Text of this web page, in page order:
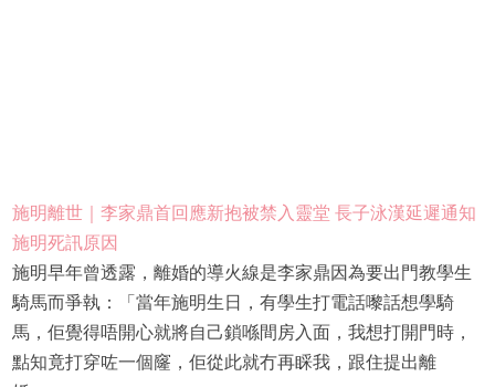
施明離世｜李家鼎首回應新抱被禁入靈堂 長子泳漢延遲通知
施明死訊原因
施明早年曾透露，離婚的導火線是李家鼎因為要出門教學生
騎馬而爭執：「當年施明生日，有學生打電話嚟話想學騎
馬，佢覺得唔開心就將自己鎖喺間房入面，我想打開門時，
點知竟打穿咗一個窿，佢從此就冇再睬我，跟住提出離